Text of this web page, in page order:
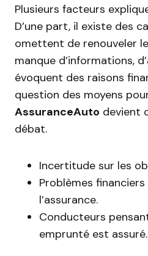
Plusieurs facteurs
D’une part, il existe des
omettent de renouveler
manque d’informations,
évoquent des raisons
question des moyens
AssuranceAuto devient
débat.
Incertitude sur les
Problèmes
l’assurance.
Conducteurs
emprunté est assuré.